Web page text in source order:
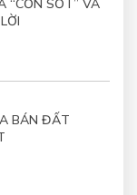
“CƠN SỐT” VÀ
BÁN ĐẤT